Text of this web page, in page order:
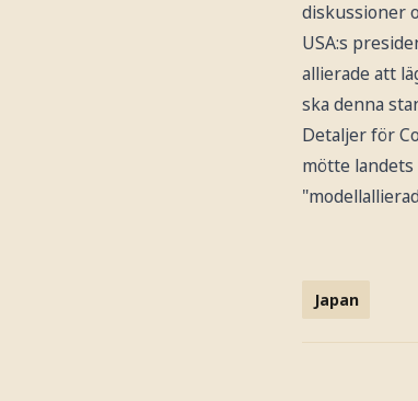
diskussioner
USA:s
allierade att
ska denna
Detaljer för
mötte
Japan